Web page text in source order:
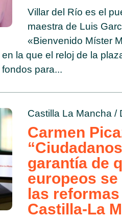
Villar del Río es el
maestra de Luis
«Bienvenido Míster
la que el reloj de la
para...
Castilla La Mancha /
Carmen
garantía de
europeos
las
Castilla-La